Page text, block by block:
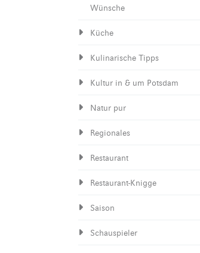
Wünsche
Küche
Kulinarische Tipps
Kultur in & um Potsdam
Natur pur
Regionales
Restaurant
Restaurant-Knigge
Saison
Schauspieler